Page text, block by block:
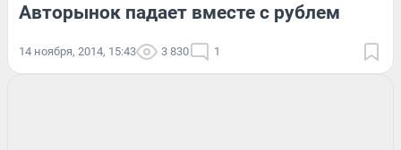
Авторынок падает вместе с рублем
14 ноября, 2014, 15:43 3 830 1